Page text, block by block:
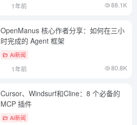
1年前 88.1K
OpenManus 核心作者分享：如何在三小
时完成的 Agent 框架
AI新闻
1年前 80.8K
Cursor、Windsurf和Cline：8 个必备的
MCP 插件
AI新闻